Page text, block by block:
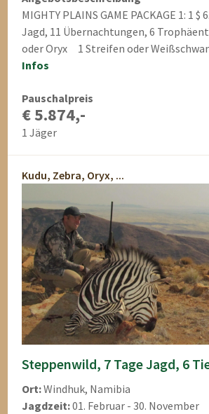
MIGHTY PLAINS GAME PACKAGE 1: 1 $
Jagd, 11 Übernachtungen, 6
oder Oryx 1 Streifen oder
Infos
Pauschalpreis
€ 5.874,-
1 Jäger
Kudu, Zebra, Oryx, ...
Steppenwild, 7 Tage Jagd, 6
Ort:Windhuk, Namibia
Jagdzeit:01. Februar - 30. November